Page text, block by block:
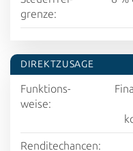
grenze:
DIREKT­ZUSAGE
Funktions­
weise:
Rendite­chancen: